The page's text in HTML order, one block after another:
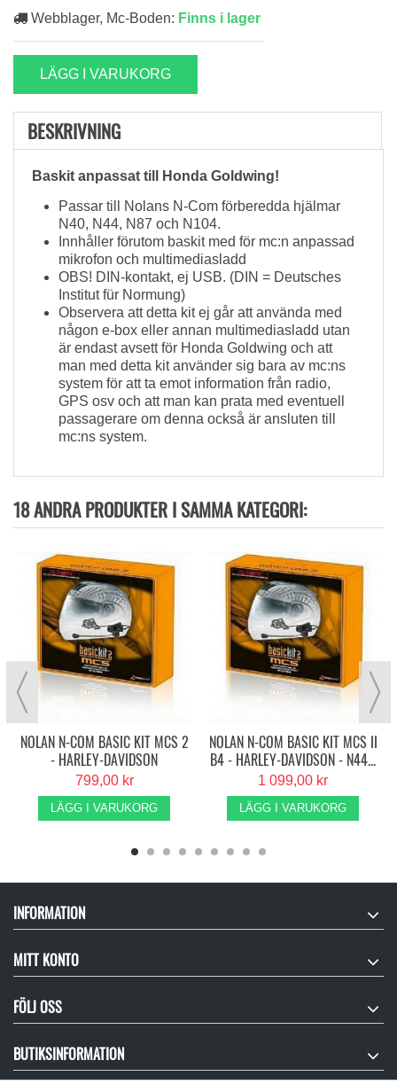
Webblager, Mc-Boden: Finns i lager
LÄGG I VARUKORG
BESKRIVNING
Baskit anpassat till Honda Goldwing!
Passar till Nolans N-Com förberedda hjälmar
N40, N44, N87 och N104.
Innhåller förutom baskit med för mc:n anpassad
mikrofon och multimediasladd
OBS! DIN-kontakt, ej USB. (DIN = Deutsches
Institut für Normung)
Observera att detta kit ej går att använda med
någon e-box eller annan multimediasladd utan
är endast avsett för Honda Goldwing och att
man med detta kit använder sig bara av mc:ns
system för att ta emot information från radio,
GPS osv och att man kan prata med eventuell
passagerare om denna också är ansluten till
mc:ns system.
18 ANDRA PRODUKTER I SAMMA KATEGORI:
NOLAN N-COM BASIC KIT MCS 2
- HARLEY-DAVIDSON
799,00 kr
LÄGG I VARUKORG
NOLAN N-COM BASIC KIT MCS II
B4 - HARLEY-DAVIDSON - N44...
1 099,00 kr
LÄGG I VARUKORG
INFORMATION
MITT KONTO
FÖLJ OSS
BUTIKSINFORMATION